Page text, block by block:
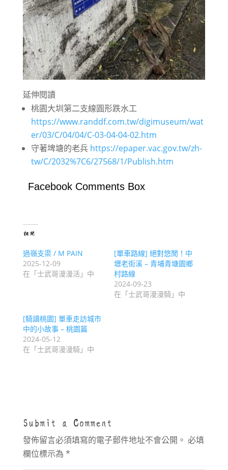
延伸閱讀
桃園大圳第二支線圓形跌水工
https://www.randdf.com.tw/digimuseum/wat
er/03/C/04/04/C-03-04-04-02.htm
守著埤塘的老兵 https://epaper.vac.gov.tw/zh-
tw/C/2032%7C6/27568/1/Publish.htm
Facebook Comments Box
相關
過嶺支渠 / M PAIN
2025-12-09
在「士武哥漫漫活」中
[單車路線] 絕對悠閒！中
壢老街溪 – 青埔青塘園鄉
村路線
2024-09-23
在「士武哥漫漫騎」中
[騎讀桃園] 單車走訪城市
中的小故事 – 桃園篇
2024-05-12
在「士武哥漫漫騎」中
Submit a Comment
發佈留言必須填寫的電子郵件地址不會公開。 必填
欄位標示為 *